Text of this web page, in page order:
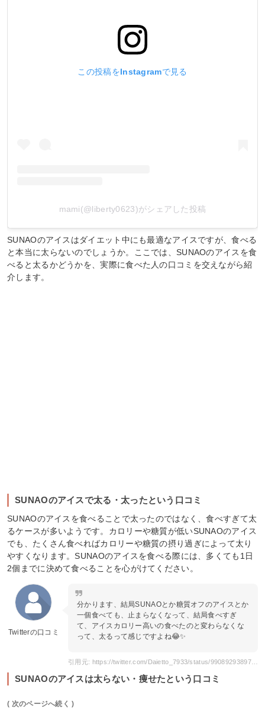
この投稿をInstagramで見る
mami(@liberty0623)がシェアした投稿
SUNAOのアイスはダイエット中にも最適なアイスですが、食べる
と本当に太らないのでしょうか。ここでは、SUNAOのアイスを食
べると太るかどうかを、実際に食べた人の口コミを交えながら紹
介します。
SUNAOのアイスで太る・太ったという口コミ
SUNAOのアイスを食べることで太ったのではなく、食べすぎて太
るケースが多いようです。カロリーや糖質が低いSUNAOのアイス
でも、たくさん食べればカロリーや糖質の摂り過ぎによって太り
やすくなります。SUNAOのアイスを食べる際には、多くても1日
2個までに決めて食べることを心がけてください。
Twitterの口コミ
分かります、結局SUNAOとか糖質オフのアイスとか
一個食べても、止まらなくなって、結局食べすぎ
て、アイスカロリー高いの食べたのと変わらなくな
って、太るって感じですよね😂✨
引用元: https://twitter.com/Daietto_7933/status/990892938975559681
SUNAOのアイスは太らない・痩せたという口コミ
( 次のページへ続く )